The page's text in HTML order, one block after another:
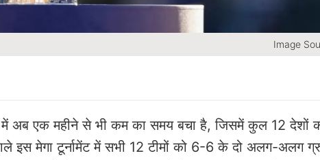
Image
अब एक महीने से भी कम का समय बचा है, जिसमें कुल 12 देशों
इस मेगा टूर्नामेंट में सभी 12 टीमों को 6-6 के दो अलग-अलग